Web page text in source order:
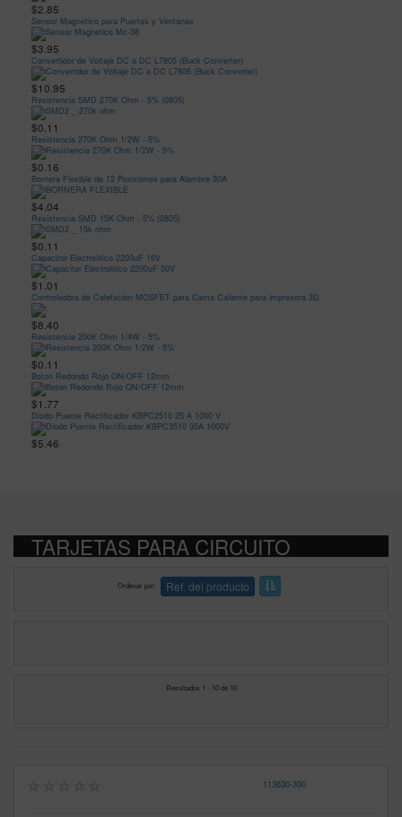
$2.85
Sensor Magnetico para Puertas y Ventanas
$3.95
Convertidor de Voltaje DC a DC L7805 (Buck Converter)
$10.95
Resistencia SMD 270K Ohm - 5% (0805)
$0.11
Resistencia 270K Ohm 1/2W - 5%
$0.16
Bornera Flexible de 12 Posiciones para Alambre 30A
$4.04
Resistencia SMD 15K Ohm - 5% (0805)
$0.11
Capacitor Electrolitico 2200uF 16V
$1.01
Controladora de Calefacion MOSFET para Cama Caliente para impresora 3D
$8.40
Resistencia 200K Ohm 1/4W - 5%
$0.11
Boton Redondo Rojo ON/OFF 12mm
$1.77
Diodo Puente Rectificador KBPC2510 25 A 1000 V
$5.46
TARJETAS PARA CIRCUITO
Ordenar por Ref. del producto
Resultados 1 - 10 de 10
113630-300